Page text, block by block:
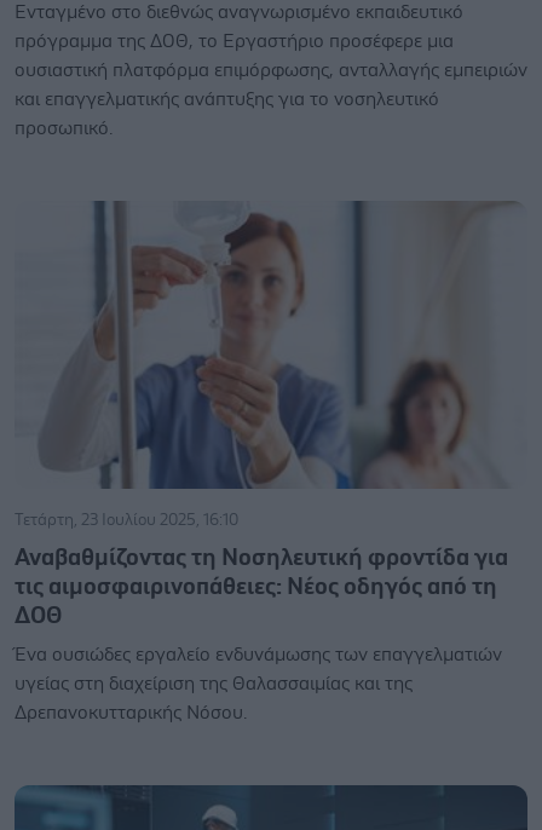
Ενταγμένο στο διεθνώς αναγνωρισμένο εκπαιδευτικό
πρόγραμμα της ΔΟΘ, το Εργαστήριο προσέφερε μια
ουσιαστική πλατφόρμα επιμόρφωσης, ανταλλαγής εμπειριών
και επαγγελματικής ανάπτυξης για το νοσηλευτικό
προσωπικό.
Τετάρτη, 23 Ιουλίου 2025, 16:10
Αναβαθμίζοντας τη Νοσηλευτική φροντίδα για
τις αιμοσφαιρινοπάθειες: Νέος οδηγός από τη
ΔΟΘ
Ένα ουσιώδες εργαλείο ενδυνάμωσης των επαγγελματιών
υγείας στη διαχείριση της Θαλασσαιμίας και της
Δρεπανοκυτταρικής Νόσου.